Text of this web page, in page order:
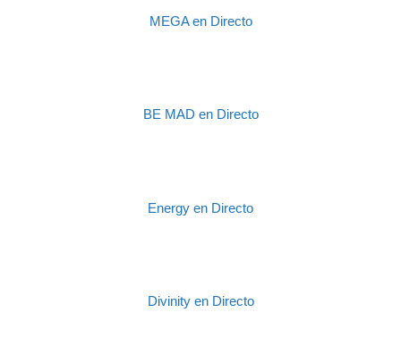
MEGA en Directo
BE MAD en Directo
Energy en Directo
Divinity en Directo